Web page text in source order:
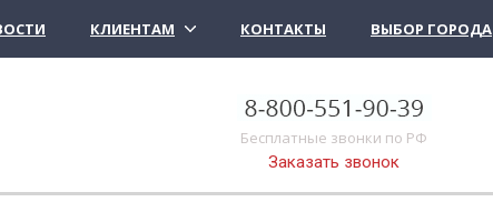
КЛИЕНТАМ КОНТАКТЫ ВЫБОР ГОРОДА
Бесплатные звонки по РФ
Заказать звонок